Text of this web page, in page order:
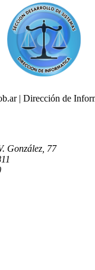
| Dirección de
González, 77